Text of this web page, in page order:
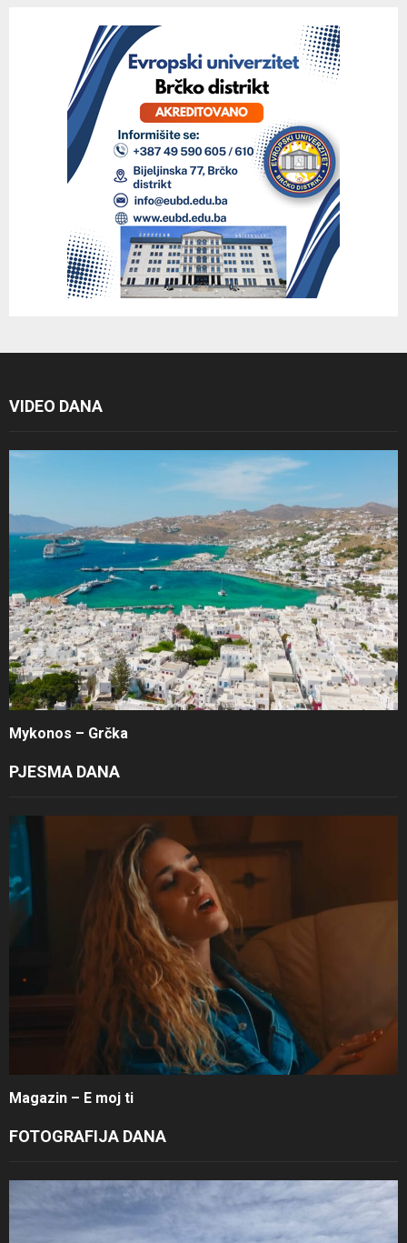
VIDEO DANA
Mykonos – Grčka
PJESMA DANA
Magazin – E moj ti
FOTOGRAFIJA DANA